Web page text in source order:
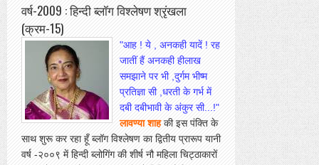
वर्ष-2009 : हिन्दी ब्लॉग विश्लेषण श्रृंखला
(क्रम-15)
"आह ! ये , अनकही यादें ! रह
जातीं हैं अनकही हीलाख
समझाने पर भी ,दुर्गम भीष्म
प्रतिज्ञा सी ,धरती के गर्भ में
दबी दबीभावी के अंकुर सी...!"
लावण्या शाहकी इस पंक्ति के
साथ शुरू कर रहा हूँ ब्लॉग विश्लेषण का द्वितीय प्रारूप यानी
वर्ष -२००९ में हिन्दी ब्लोगिंग की शीर्ष नौ महिला चिट्ठाकारों